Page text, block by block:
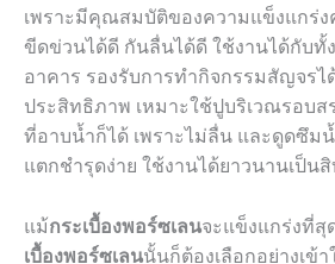
เพราะมีคุณสมบัติของความแข็งแกร่
ขีดข่วนได้ดี กันลื่นได้ดี ใช้งานได้กับ
อาคาร รองรับการทำกิจกรรมสัญจรไ
ประสิทธิภาพ เหมาะใช้ปูบริเวณรอบส
ที่อาบน้ำก็ได้ เพราะไม่ลื่น และดูดซึม
แตกชำรุดง่าย ใช้งานได้ยาวนานเป็นสิ
แม้กระเบื้องพอร์ซเลนจะแข็งแกร่งที่สุ
เบื้องพอร์ซเลนนั้นก็ต้องเลือกอย่างเข้